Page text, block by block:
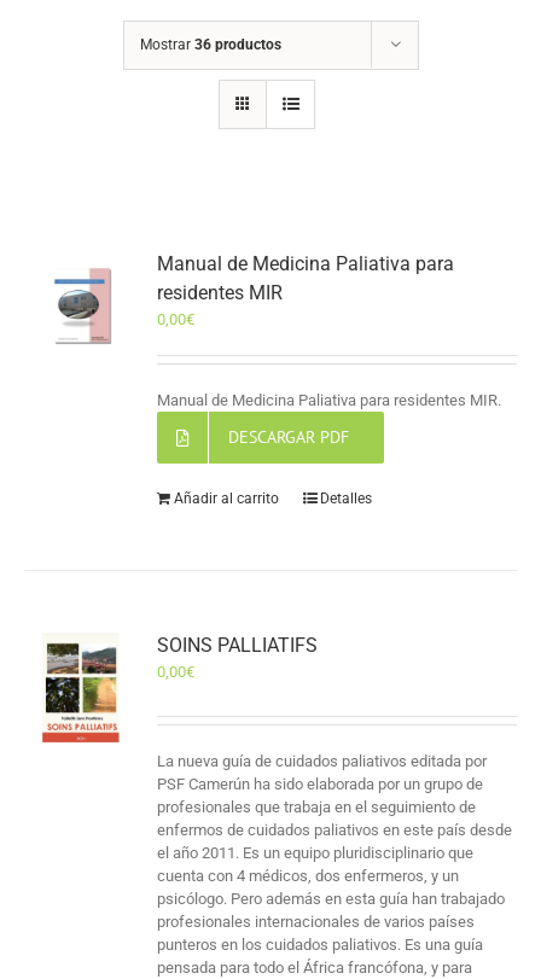
Mostrar 36 productos
Manual de Medicina Paliativa para
residentes MIR
0,00€
Manual de Medicina Paliativa para residentes MIR.
DESCARGAR PDF
Añadir al carrito Detalles
SOINS PALLIATIFS
0,00€
La nueva guía de cuidados paliativos editada por
PSF Camerún ha sido elaborada por un grupo de
profesionales que trabaja en el seguimiento de
enfermos de cuidados paliativos en este país desde
el año 2011. Es un equipo pluridisciplinario que
cuenta con 4 médicos, dos enfermeros, y un
psicólogo. Pero además en esta guía han trabajado
profesionales internacionales de varios países
punteros en los cuidados paliativos. Es una guía
pensada para todo el África francófona, y para